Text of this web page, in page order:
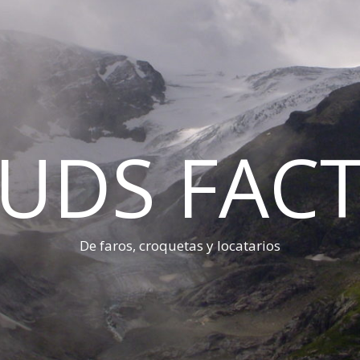
De faros, croquetas y locatarios